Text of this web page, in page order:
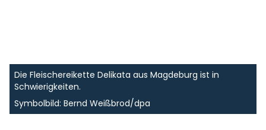
Die Fleischereikette Delikata aus Magdeburg ist in
Schwierigkeiten.
Symbolbild: Bernd Weißbrod/dpa